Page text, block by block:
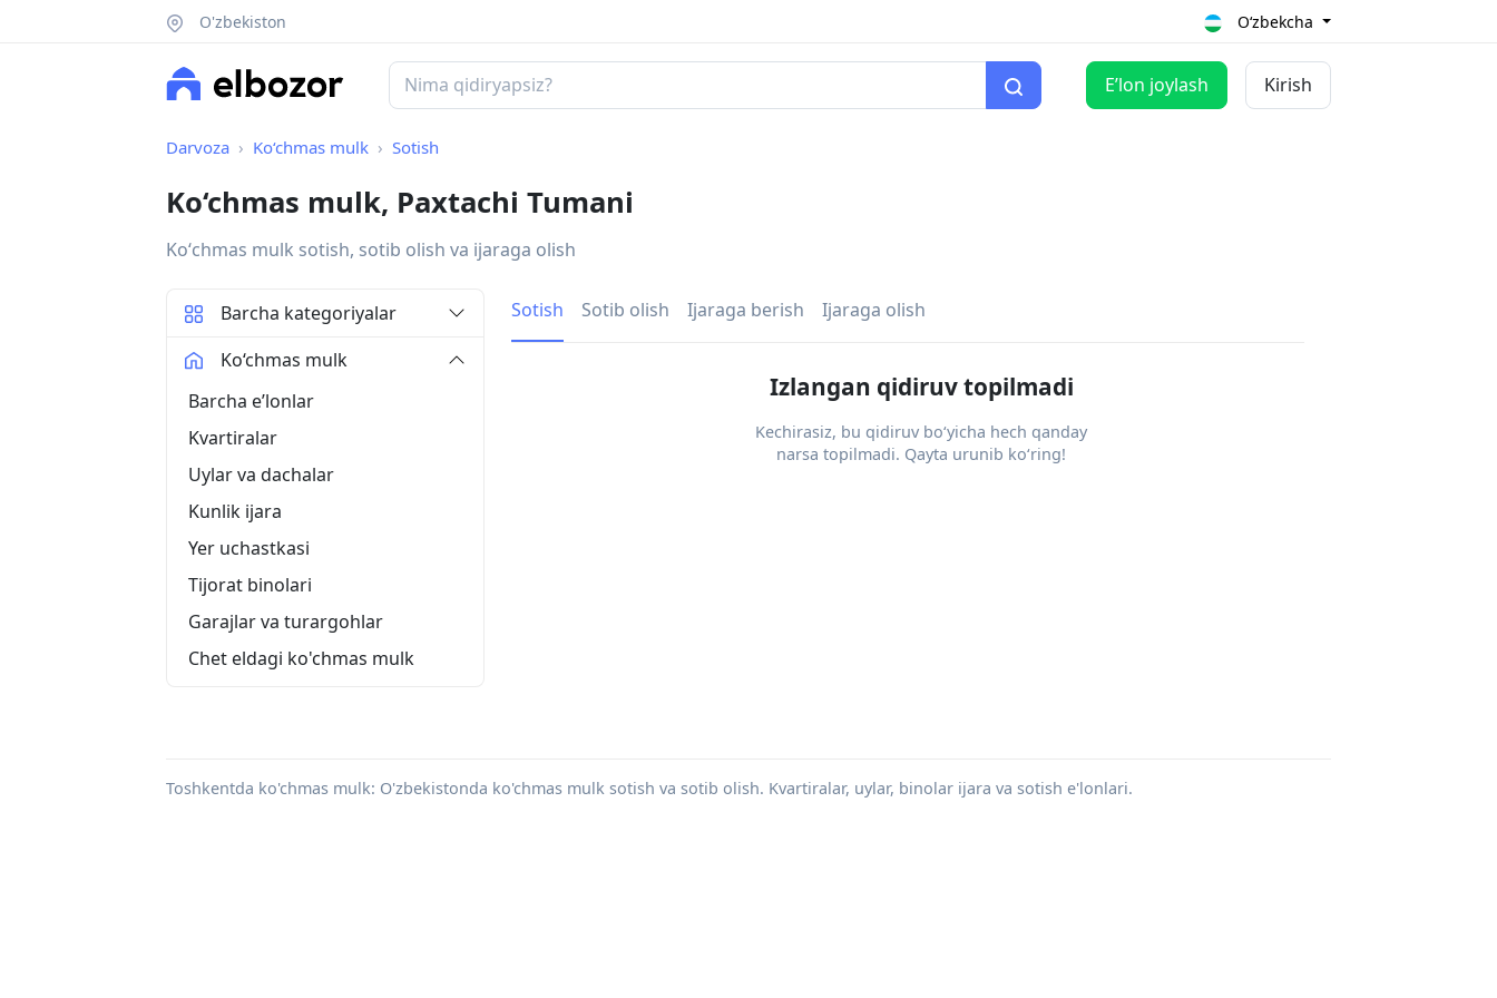
O'zbekiston O‘zbekcha
Eʼlon joylash Kirish
Darvoza Ko‘chmas mulk Sotish
Ko‘chmas mulk, Paxtachi Tumani
Koʻchmas mulk sotish, sotib olish va ijaraga olish
Sotish Sotib olish Ijaraga berish Ijaraga olish
Izlangan qidiruv topilmadi
Kechirasiz, bu qidiruv bo‘yicha hech qanday
narsa topilmadi. Qayta urunib ko‘ring!
Barcha kategoriyalar
Ko‘chmas mulk
Barcha eʼlonlar
Kvartiralar
Uylar va dachalar
Kunlik ijara
Yer uchastkasi
Tijorat binolari
Garajlar va turargohlar
Chet eldagi ko'chmas mulk
Toshkentda ko'chmas mulk: O'zbekistonda ko'chmas mulk sotish va sotib olish. Kvartiralar, uylar, binolar ijara va sotish e'lonlari.